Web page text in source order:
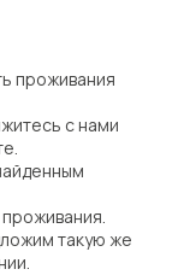
проживания
с нами
такую же